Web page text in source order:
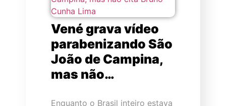
Vené grava vídeo
parabenizando São
João de Campina,
mas não…
Enquanto o Brasil inteiro estava